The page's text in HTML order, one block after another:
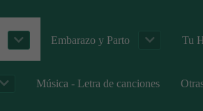
Embarazo y Parto Tu
Música - Letra de canciones